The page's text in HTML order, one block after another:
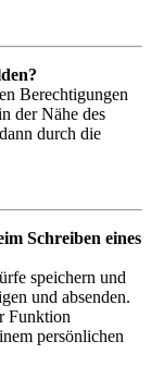
Berechtigungen
der Nähe des
durch die
Schreiben eines
speichern und
und absenden.
Funktion
persönlichen